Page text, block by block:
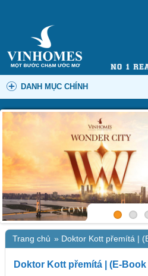
DANH MỤC CHÍNH
Trang chủ » Doktor Kott přemítá |
Doktor Kott přemítá | (E-Book